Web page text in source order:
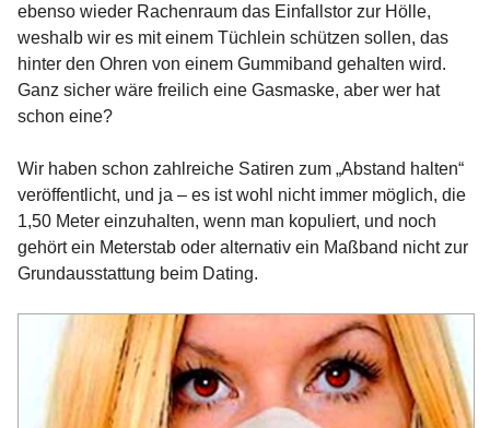
ebenso wieder Rachenraum das Einfallstor zur Hölle,
weshalb wir es mit einem Tüchlein schützen sollen, das
hinter den Ohren von einem Gummiband gehalten wird.
Ganz sicher wäre freilich eine Gasmaske, aber wer hat
schon eine?
Wir haben schon zahlreiche Satiren zum „Abstand halten“
veröffentlicht, und ja – es ist wohl nicht immer möglich, die
1,50 Meter einzuhalten, wenn man kopuliert, und noch
gehört ein Meterstab oder alternativ ein Maßband nicht zur
Grundausstattung beim Dating.